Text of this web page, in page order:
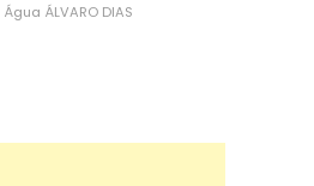
Água ÁLVARO DIAS